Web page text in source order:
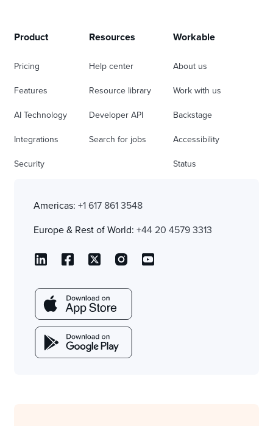
Product
Pricing
Features
AI Technology
Integrations
Security
Resources
Help center
Resource library
Developer API
Search for jobs
Workable
About us
Work with us
Backstage
Accessibility
Status
Americas: +1 617 861 3548
Europe & Rest of World: +44 20 4579 3313